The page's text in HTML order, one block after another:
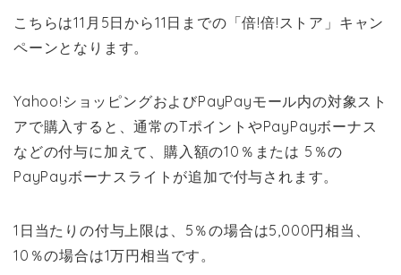
こちらは11月5日から11日までの「倍!倍!ストア」キャン
ペーンとなります。
Yahoo!ショッピングおよびPayPayモール内の対象スト
アで購入すると、通常のTポイントやPayPayボーナス
などの付与に加えて、購入額の10％または 5％の
PayPayボーナスライトが追加で付与されます。
1日当たりの付与上限は、5％の場合は5,000円相当、
10％の場合は1万円相当です。